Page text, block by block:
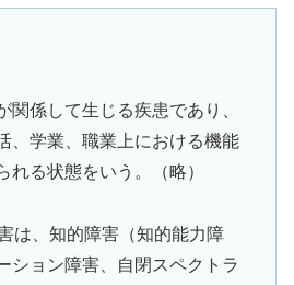
関係して生じる疾患であり、
、学業、職業上における機能
れる状態をいう。（略）
は、知的障害（知的能力障
ション障害、自閉スペクトラ